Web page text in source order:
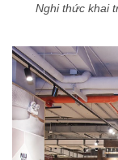
Nghi thức khai